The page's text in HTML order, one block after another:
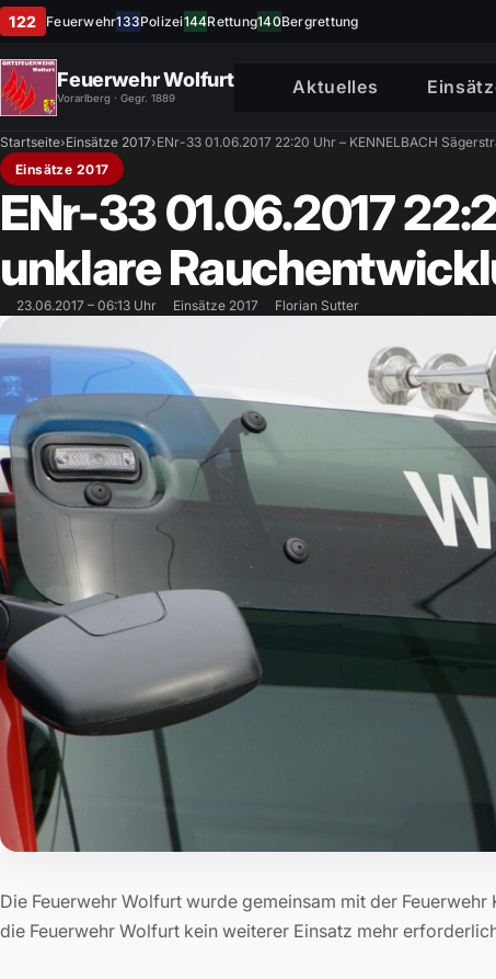
122 Feuerwehr133Polizei144Rettung140Bergrettung
Feuerwehr Wolfurt
Vorarlberg · Gegr. 1889
Aktuelles
Startseite›Einsätze 2017›ENr-33 01.06.2017 22:20 Uhr – KENNELBACH
Einsätze 2017
ENr-33 01.06.2017
unklare
23.06.2017 – 06:13 Uhr Einsätze 2017 Florian Sutter
Die Feuerwehr Wolfurt wurde gemeinsam mit der
die Feuerwehr Wolfurt kein weiterer Einsatz mehr